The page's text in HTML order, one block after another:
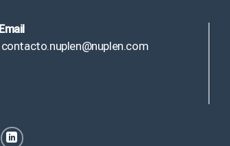
Email
contacto.nuplen@nuplen.com